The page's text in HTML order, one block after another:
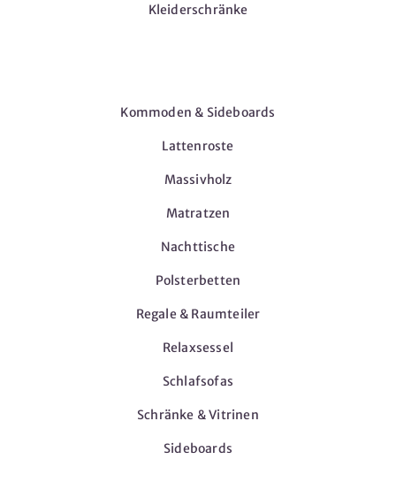
Kleiderschränke
Kommoden & Sideboards
Lattenroste
Massivholz
Matratzen
Nachttische
Polsterbetten
Regale & Raumteiler
Relaxsessel
Schlafsofas
Schränke & Vitrinen
Sideboards